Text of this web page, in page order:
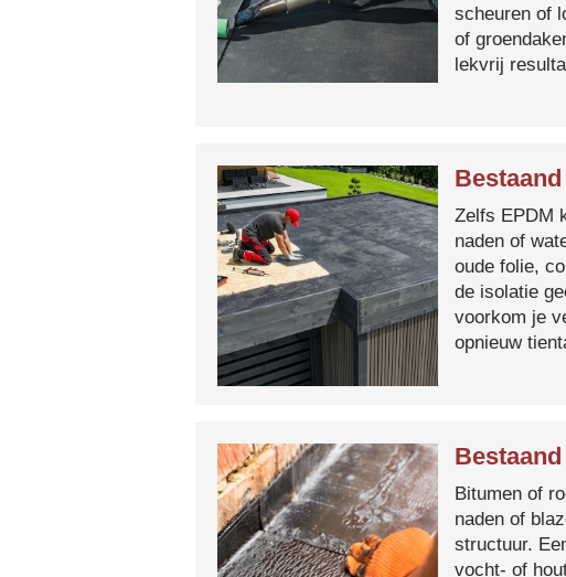
scheuren of
of
lekvrij
Zelfs EPDM
naden of
oude folie,
de isolatie
voorkom je
opnieuw
Bitumen of
naden of
structuur.
vocht- of